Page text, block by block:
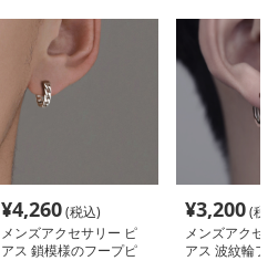
¥4,260(税込)
メンズアクセサリー ピ
アス 鎖模様のフープピ
¥3,200(税
メンズアクセ
アス 波紋輪フ